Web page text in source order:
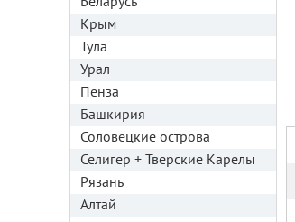
Крым
Тула
Урал
Пенза
Башкирия
Соловецкие острова
Селигер + Тверские Карелы
Рязань
Алтай